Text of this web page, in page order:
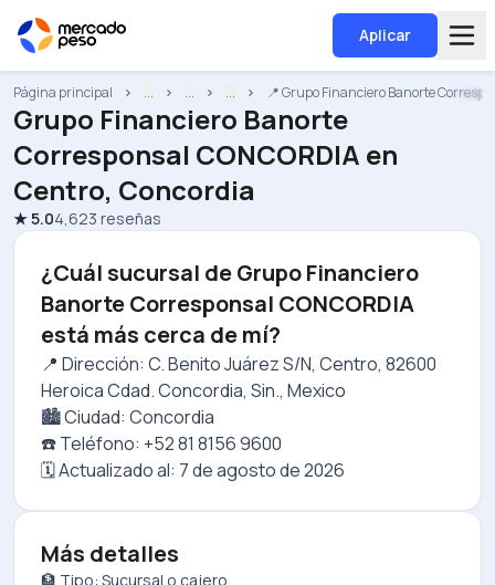
Aplicar
Página principal ... ... ... 📍 Grupo Financiero Banorte
Grupo Financiero Banorte
Corresponsal CONCORDIA en
Centro, Concordia
★5.04,623 reseñas
¿Cuál sucursal de Grupo Financiero
Banorte Corresponsal CONCORDIA
está más cerca de mí?
📍 Dirección: C. Benito Juárez S/N, Centro, 82600
Heroica Cdad. Concordia, Sin., Mexico
🏙️ Ciudad: Concordia
☎️ Teléfono: +52 81 8156 9600
🗓️ Actualizado al: 7 de agosto de 2026
Más detalles
🏦 Tipo: Sucursal o cajero